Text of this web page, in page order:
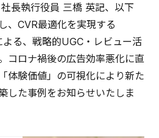
長執行役員 三橋 英記、以下
、CVR最適化を実現する
よる、戦略的UGC・レビュー活
コロナ禍後の広告効率悪化に直
体験価値」の可視化により新た
した事例をお知らせいたしま